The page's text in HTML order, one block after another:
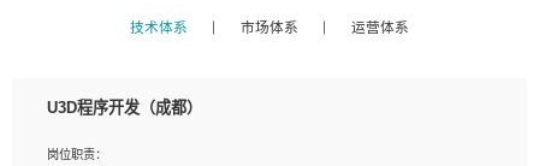
技术体系 市场体系 运营体系
U3D程序开发（成都）
岗位职责：